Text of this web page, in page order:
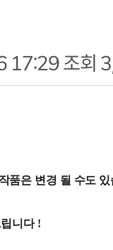
17:29조회
품은 변경 될 수도
니다 !